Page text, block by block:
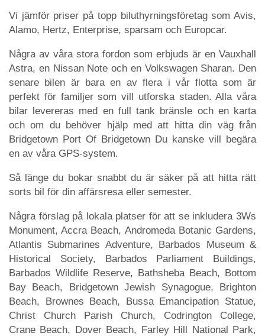
Vi jämför priser på topp biluthyrningsföretag som Avis,
Alamo, Hertz, Enterprise, sparsam och Europcar.
Några av våra stora fordon som erbjuds är en Vauxhall
Astra, en Nissan Note och en Volkswagen Sharan. Den
senare bilen är bara en av flera i vår flotta som är
perfekt för familjer som vill utforska staden. Alla våra
bilar levereras med en full tank bränsle och en karta
och om du behöver hjälp med att hitta din väg från
Bridgetown Port Of Bridgetown Du kanske vill begära
en av våra GPS-system.
Så länge du bokar snabbt du är säker på att hitta rätt
sorts bil för din affärsresa eller semester.
Några förslag på lokala platser för att se inkludera 3Ws
Monument, Accra Beach, Andromeda Botanic Gardens,
Atlantis Submarines Adventure, Barbados Museum &
Historical Society, Barbados Parliament Buildings,
Barbados Wildlife Reserve, Bathsheba Beach, Bottom
Bay Beach, Bridgetown Jewish Synagogue, Brighton
Beach, Brownes Beach, Bussa Emancipation Statue,
Christ Church Parish Church, Codrington College,
Crane Beach, Dover Beach, Farley Hill National Park,